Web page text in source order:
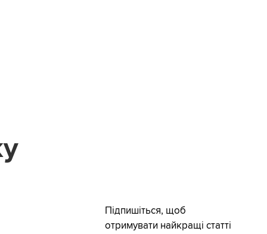
Підпишіться, щоб
отримувати найкращі статті